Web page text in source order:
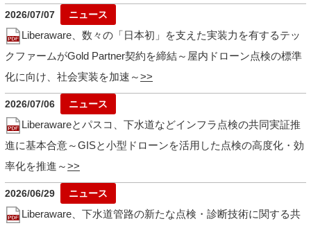
2026/07/07
Liberaware、数々の「日本初」を支えた実装力を有するテッ
クファームがGold Partner契約を締結～屋内ドローン点検の標準
化に向け、社会実装を加速～
2026/07/06
Liberawareとパスコ、下水道などインフラ点検の共同実証推
進に基本合意～GISと小型ドローンを活用した点検の高度化・効
率化を推進～
2026/06/29
Liberaware、下水道管路の新たな点検・診断技術に関する共